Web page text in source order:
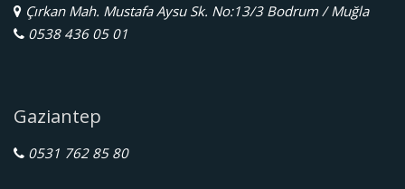
Çırkan Mah. Mustafa Aysu Sk. No:13/3 Bodrum / Muğla
0538 436 05 01
Gaziantep
0531 762 85 80